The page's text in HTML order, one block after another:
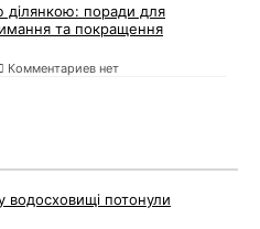
ділянкою: поради для
та покращення
Комментариев нет
водосховищі потонули